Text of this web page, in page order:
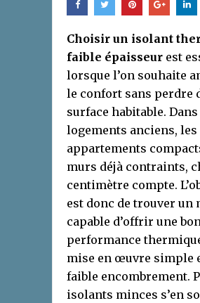
Choisir un isolant
faible épaisseur est
lorsque l’on souhaite
le confort sans perdre
surface habitable.
logements anciens, les
appartements
murs déjà contraints,
centimètre compte.
est donc de trouver un
capable d’offrir une
performance
mise en œuvre simple
faible encombrement.
isolants minces s’en